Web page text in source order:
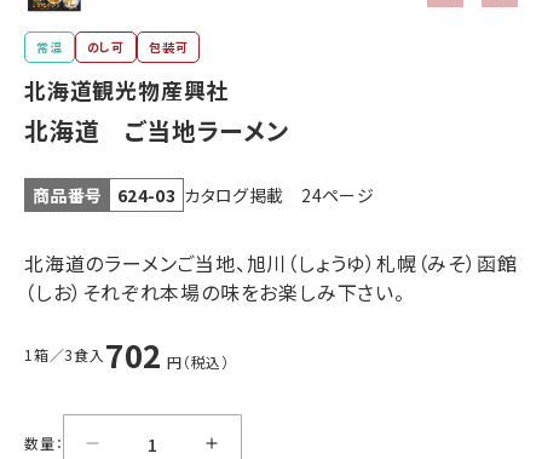
常温 のし可 包装可
北海道観光物産興社
北海道 ご当地ラーメン
商品番号 624-03 カタログ掲載 24ページ
北海道のラーメンご当地、旭川（しょうゆ）札幌（みそ）函館
（しお）それぞれ本場の味をお楽しみ下さい。
1箱／3食入 702 円（税込）
数量：